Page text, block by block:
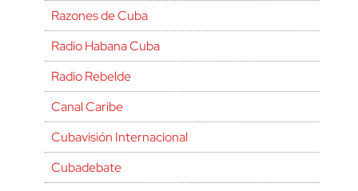
Razones de Cuba
Radio Habana Cuba
Radio Rebelde
Canal Caribe
Cubavisión Internacional
Cubadebate